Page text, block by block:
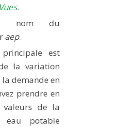
Vues.
nom du
aep.
est
la variation
demande en
prendre en
de la
eau potable